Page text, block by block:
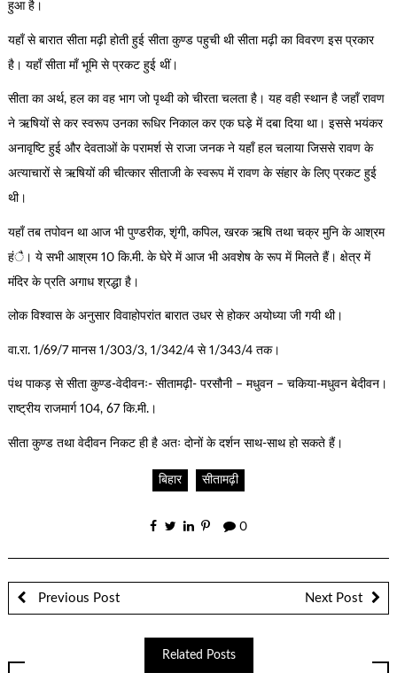
हुआ है।
यहाँ से बारात सीता मढ़ी होती हुई सीता कुण्ड पहुची थी सीता मढ़ी का विवरण इस प्रकार
है। यहाँ सीता माँ भूमि से प्रकट हुई थीं।
सीता का अर्थ, हल का वह भाग जो पृथ्वी को चीरता चलता है। यह वही स्थान है जहाँ रावण
ने ऋषियों से कर स्वरूप उनका रूधिर निकाल कर एक घडे़ में दबा दिया था। इससे भयंकर
अनावृष्टि हुई और देवताओं के परामर्श से राजा जनक ने यहाँ हल चलाया जिससे रावण के
अत्याचारों से ऋषियों की चीत्कार सीताजी के स्वरूप में रावण के संहार के लिए प्रकट हुई
थी।
यहाँ तब तपोवन था आज भी पुण्डरीक, शृंगी, कपिल, खरक ऋषि तथा चक्र मुनि के आश्रम
हंै। ये सभी आश्रम 10 कि.मी. के घेरे में आज भी अवशेष के रूप में मिलते हैं। क्षेत्र में
मंदिर के प्रति अगाध श्रद्धा है।
लोक विश्वास के अनुसार विवाहोपरांत बारात उधर से होकर अयोध्या जी गयी थी।
वा.रा. 1/69/7 मानस 1/303/3, 1/342/4 से 1/343/4 तक।
पंथ पाकड़ से सीता कुण्ड-वेदीवनः- सीतामढ़ी- परसौनी – मधुवन – चकिया-मधुवन बेदीवन।
राष्ट्रीय राजमार्ग 104, 67 कि.मी.।
सीता कुण्ड तथा वेदीवन निकट ही है अतः दोनों के दर्शन साथ-साथ हो सकते हैं।
बिहार सीतामढ़ी
0
Previous Post Next Post
Related Posts